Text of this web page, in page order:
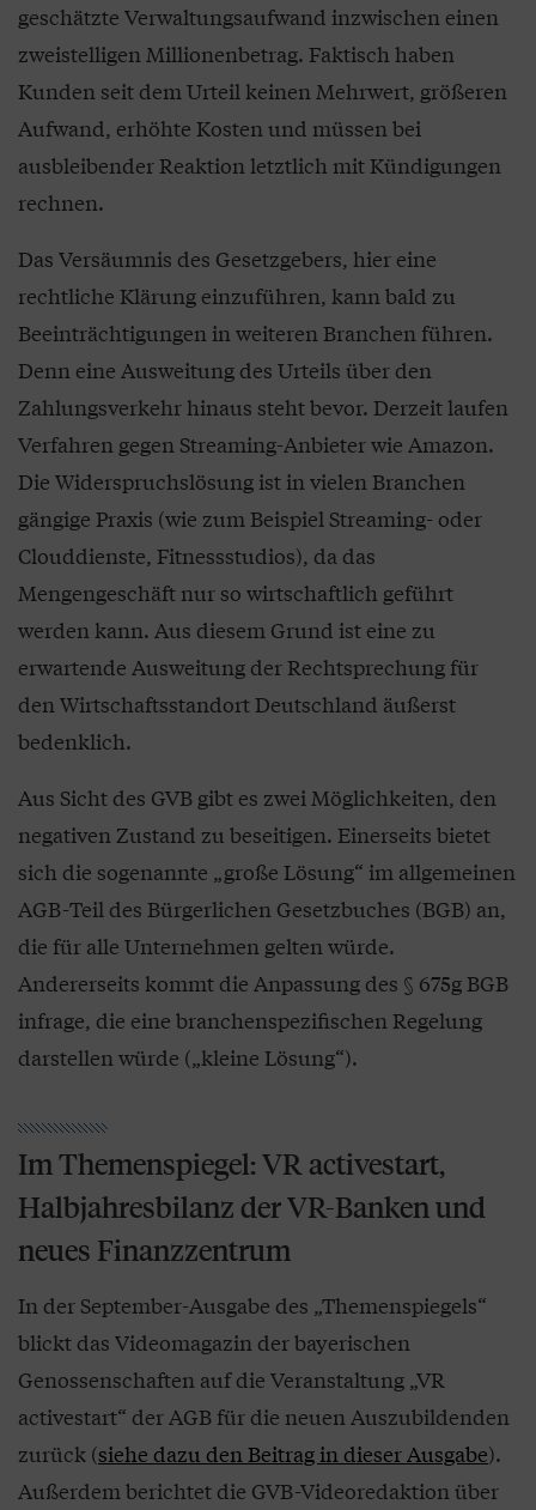
geschätzte Verwaltungsaufwand inzwischen einen
zweistelligen Millionenbetrag. Faktisch haben
Kunden seit dem Urteil keinen Mehrwert, größeren
Aufwand, erhöhte Kosten und müssen bei
ausbleibender Reaktion letztlich mit Kündigungen
rechnen.
Das Versäumnis des Gesetzgebers, hier eine
rechtliche Klärung einzuführen, kann bald zu
Beeinträchtigungen in weiteren Branchen führen.
Denn eine Ausweitung des Urteils über den
Zahlungsverkehr hinaus steht bevor. Derzeit laufen
Verfahren gegen Streaming-Anbieter wie Amazon.
Die Widerspruchslösung ist in vielen Branchen
gängige Praxis (wie zum Beispiel Streaming- oder
Clouddienste, Fitnessstudios), da das
Mengengeschäft nur so wirtschaftlich geführt
werden kann. Aus diesem Grund ist eine zu
erwartende Ausweitung der Rechtsprechung für
den Wirtschaftsstandort Deutschland äußerst
bedenklich.
Aus Sicht des GVB gibt es zwei Möglichkeiten, den
negativen Zustand zu beseitigen. Einerseits bietet
sich die sogenannte „große Lösung“ im allgemeinen
AGB-Teil des Bürgerlichen Gesetzbuches (BGB) an,
die für alle Unternehmen gelten würde.
Andererseits kommt die Anpassung des § 675g BGB
infrage, die eine branchenspezifischen Regelung
darstellen würde („kleine Lösung“).
Im Themenspiegel: VR activestart,
Halbjahresbilanz der VR-Banken und
neues Finanzzentrum
In der September-Ausgabe des „Themenspiegels“
blickt das Videomagazin der bayerischen
Genossenschaften auf die Veranstaltung „VR
activestart“ der AGB für die neuen Auszubildenden
zurück (siehe dazu den Beitrag in dieser Ausgabe).
Außerdem berichtet die GVB-Videoredaktion über